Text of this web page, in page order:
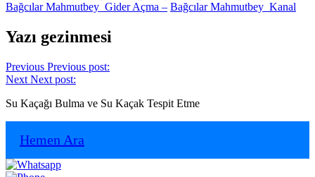
Bağcılar Mahmutbey Gider Açma – Bağcılar Mahmutbey Kanal
Yazı gezinmesi
Previous Previous post:
Next Next post:
Su Kaçağı Bulma ve Su Kaçak Tespit Etme
Hemen Ara